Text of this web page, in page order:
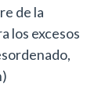
de la
los excesos